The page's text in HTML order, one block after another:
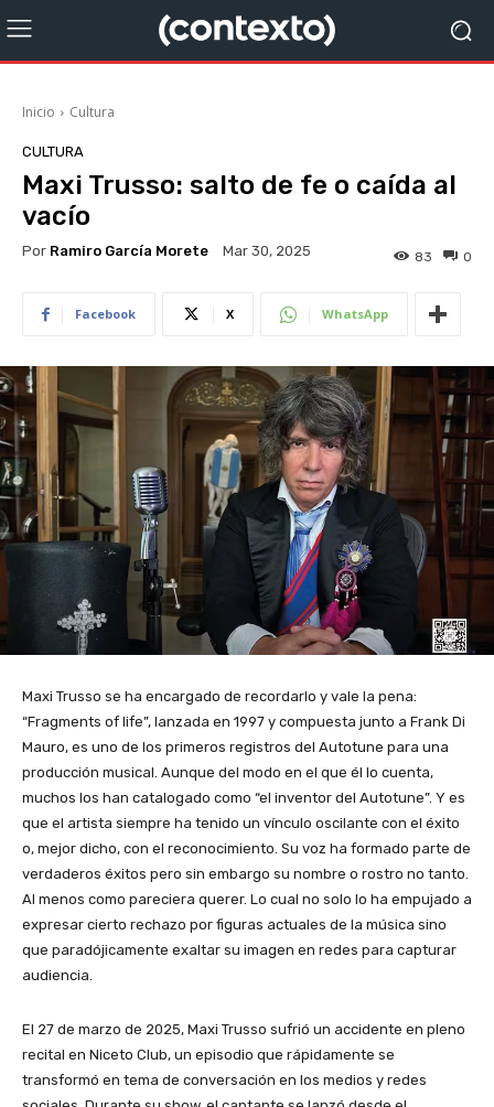
Inicio Cultura
CULTURA
Maxi Trusso: salto de fe o caída al
vacío
Por Ramiro García Morete Mar 30, 2025 0
83
Facebook X WhatsApp
Maxi Trusso se ha encargado de recordarlo y vale la pena:
“Fragments of life”, lanzada en 1997 y compuesta junto a Frank Di
Mauro, es uno de los primeros registros del Autotune para una
producción musical. Aunque del modo en el que él lo cuenta,
muchos los han catalogado como “el inventor del Autotune”. Y es
que el artista siempre ha tenido un vínculo oscilante con el éxito
o, mejor dicho, con el reconocimiento. Su voz ha formado parte de
verdaderos éxitos pero sin embargo su nombre o rostro no tanto.
Al menos como pareciera querer. Lo cual no solo lo ha empujado a
expresar cierto rechazo por figuras actuales de la música sino
que paradójicamente exaltar su imagen en redes para capturar
audiencia.
El 27 de marzo de 2025, Maxi Trusso sufrió un accidente en pleno
recital en Niceto Club, un episodio que rápidamente se
transformó en tema de conversación en los medios y redes